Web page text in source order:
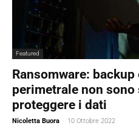
Featured
Ransomware:
perimetrale non
proteggere i dati
Nicoletta Buora - 10 Ottobre 2022